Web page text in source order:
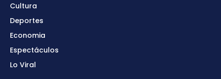
Cultura
Deportes
Economia
Espectáculos
Lo Viral